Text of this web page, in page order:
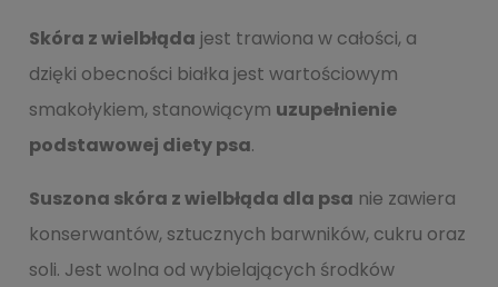
Skóra z wielbłąda jest trawiona w całości, a
dzięki obecności białka jest wartościowym
smakołykiem, stanowiącym uzupełnienie
podstawowej diety psa.
Suszona skóra z wielbłąda dla psa nie zawiera
konserwantów, sztucznych barwników, cukru oraz
soli. Jest wolna od wybielających środków